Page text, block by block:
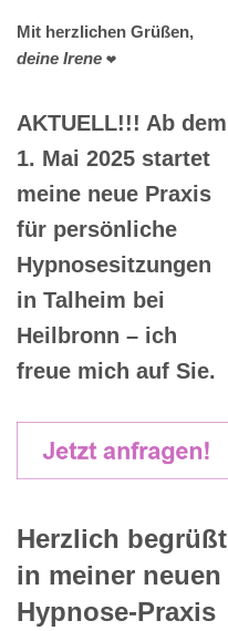
Mit herzlichen Grüßen,
deine Irene ❤️
AKTUELL!!! Ab dem
1. Mai 2025 startet
meine neue Praxis
für persönliche
Hypnosesitzungen
in Talheim bei
Heilbronn – ich
freue mich auf Sie.
Herzlich begrüßt
in meiner neuen
Hypnose-Praxis